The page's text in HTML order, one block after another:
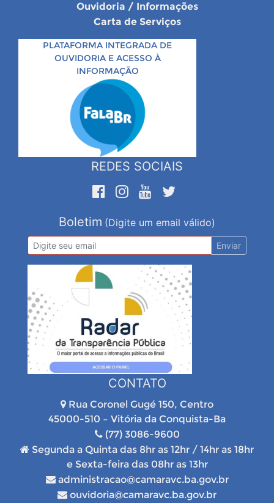
Ouvidoria / Informações
Carta de Serviços
PLATAFORMA INTEGRADA DE
OUVIDORIA E ACESSO À
INFORMAÇÃO
REDES SOCIAIS
Boletim (Digite um email válido)
Enviar
CONTATO
Rua Coronel Gugé 150, Centro
45000-510 – Vitória da Conquista-Ba
(77) 3086-9600
Segunda a Quinta das 8hr as 12hr / 14hr as 18hr
e Sexta-feira das 08hr as 13hr
administracao@camaravc.ba.gov.br
ouvidoria@camaravc.ba.gov.br